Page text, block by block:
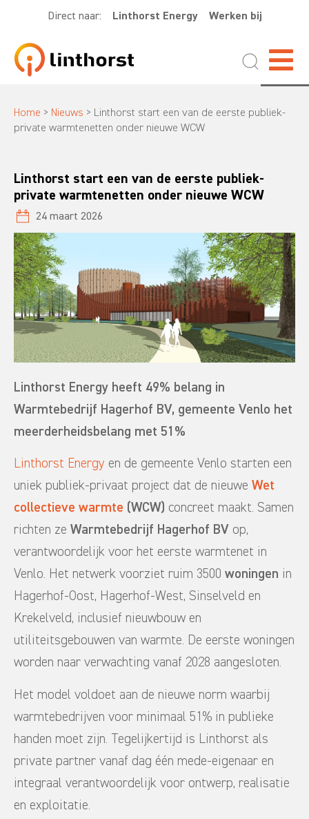
Direct naar: Linthorst Energy Werken bij
Home > Nieuws > Linthorst start een van de eerste publiek-
private warmtenetten onder nieuwe WCW
Linthorst start een van de eerste publiek-
private warmtenetten onder nieuwe WCW
24 maart 2026
Linthorst Energy heeft 49% belang in
Warmtebedrijf Hagerhof BV, gemeente Venlo het
meerderheidsbelang met 51%
Linthorst Energy en de gemeente Venlo starten een
uniek publiek-privaat project dat de nieuwe Wet
collectieve warmte (WCW) concreet maakt. Samen
richten ze Warmtebedrijf Hagerhof BV op,
verantwoordelijk voor het eerste warmtenet in
Venlo. Het netwerk voorziet ruim 3500 woningen in
Hagerhof-Oost, Hagerhof-West, Sinselveld en
Krekelveld, inclusief nieuwbouw en
utiliteitsgebouwen van warmte. De eerste woningen
worden naar verwachting vanaf 2028 aangesloten.
Het model voldoet aan de nieuwe norm waarbij
warmtebedrijven voor minimaal 51% in publieke
handen moet zijn. Tegelijkertijd is Linthorst als
private partner vanaf dag één mede-eigenaar en
integraal verantwoordelijk voor ontwerp, realisatie
en exploitatie.